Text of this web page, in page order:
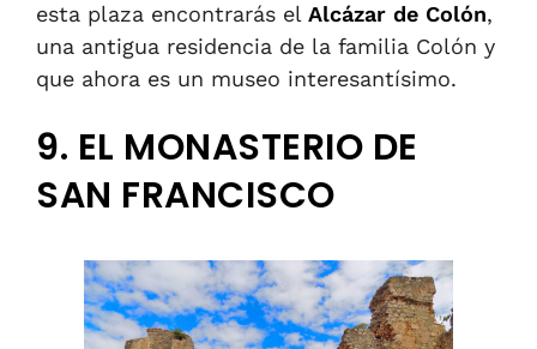
esta plaza encontrarás el Alcázar de Colón,
una antigua residencia de la familia Colón y
que ahora es un museo interesantísimo.
9. EL MONASTERIO DE
SAN FRANCISCO